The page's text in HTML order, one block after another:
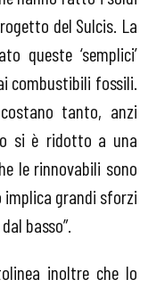
del Sulcis. La
queste ‘semplici’
combustibili fossili.
tanto, anzi
si è ridotto a una
le rinnovabili sono
grandi sforzi
basso”.
inoltre che lo